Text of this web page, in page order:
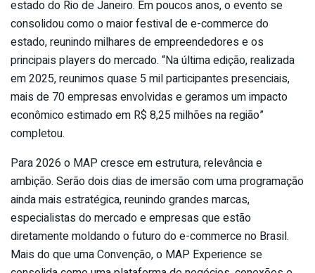
estado do Rio de Janeiro. Em poucos anos, o evento se
consolidou como o maior festival de e-commerce do
estado, reunindo milhares de empreendedores e os
principais players do mercado. “Na última edição, realizada
em 2025, reunimos quase 5 mil participantes presenciais,
mais de 70 empresas envolvidas e geramos um impacto
econômico estimado em R$ 8,25 milhões na região”
completou.
Para 2026 o MAP cresce em estrutura, relevância e
ambição. Serão dois dias de imersão com uma programação
ainda mais estratégica, reunindo grandes marcas,
especialistas do mercado e empresas que estão
diretamente moldando o futuro do e-commerce no Brasil.
Mais do que uma Convenção, o MAP Experience se